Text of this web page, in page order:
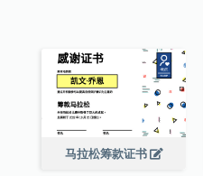
马拉松筹款证书